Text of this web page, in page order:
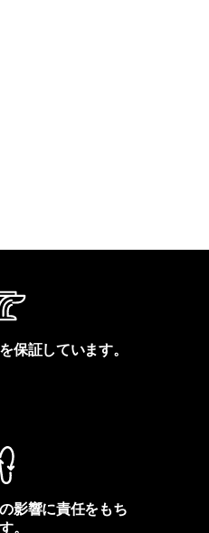
保証しています。
影響に責任をもち
。